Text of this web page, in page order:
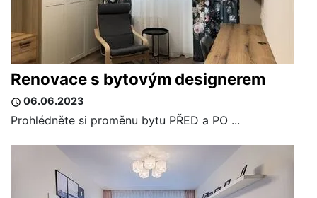
Renovace s bytovým designerem
06.06.2023
Prohlédněte si proměnu bytu PŘED a PO ...